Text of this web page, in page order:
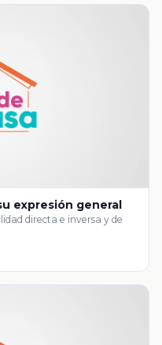
expresión general
directa e inversa y de